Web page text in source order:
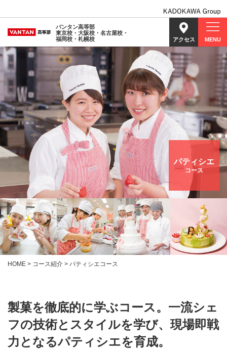
バンタン高等部
東京校・大阪校・名古屋校・
福岡校・札幌校
MENU
アクセス
パティシエ
コース
HOME > コース紹介 > パティシエコース
製菓を徹底的に学ぶコース。 一流シェ
フの技術とスタイルを学び、現場即戦
力となるパティシエを育成。